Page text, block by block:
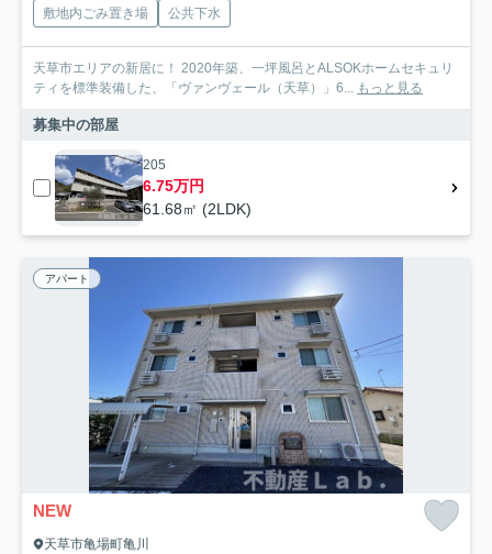
敷地内ごみ置き場
公共下水
天草市エリアの新居に！ 2020年築、一坪風呂とALSOKホームセキュリ
ティを標準装備した、「ヴァンヴェール（天草）」6... もっと見る
募集中の部屋
205
6.75万円
61.68㎡ (2LDK)
アパート
NEW
天草市亀場町亀川